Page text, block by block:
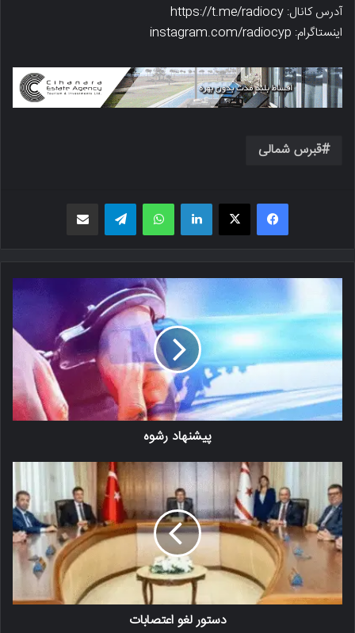
آدرس کانال: https://t.me/radiocy
اینستاگرام: instagram.com/radiocyp
قبرس شمالی
فیسبوک X لینکدین واتس اپ
پیشنهاد رشوه
دستور لغو اعتصابات